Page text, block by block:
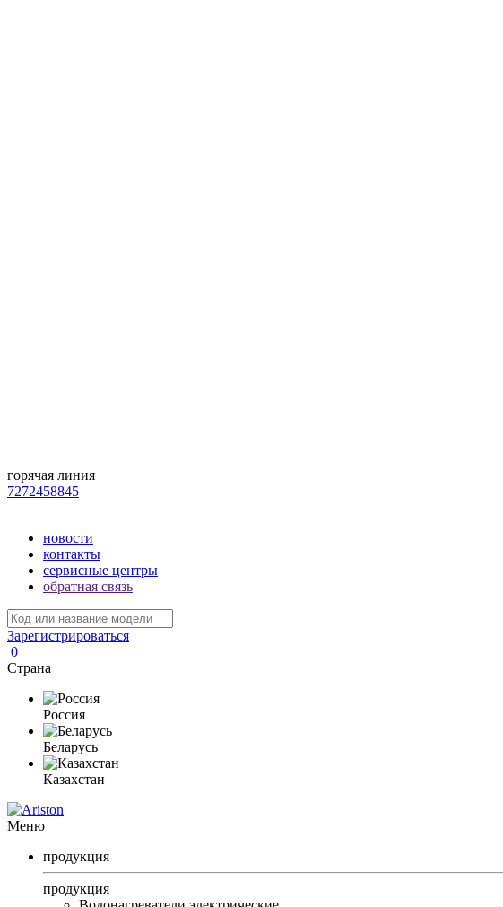
горячая линия
7272458845
новости
контакты
сервисные центры
обратная связь
Зарегистрироваться
0
Страна
Россия
Беларусь
Казахстан
Меню
продукция
продукция